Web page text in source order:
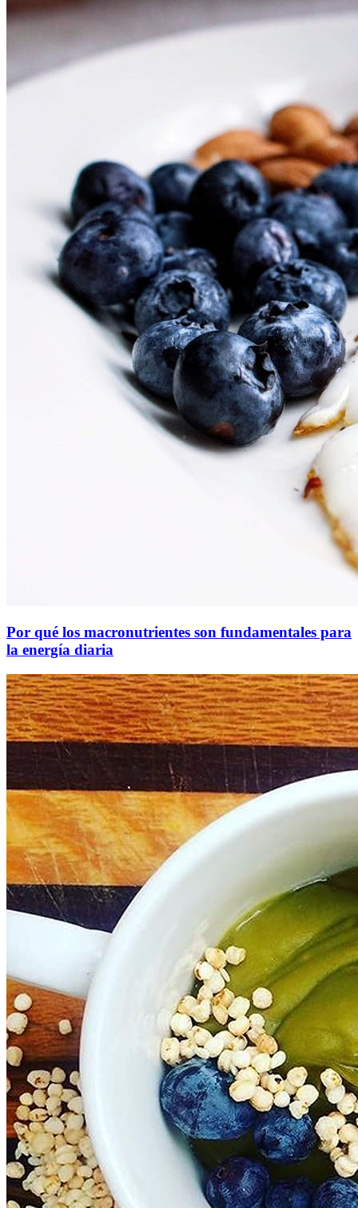
Por qué los macronutrientes son fundamentales para
la energía diaria